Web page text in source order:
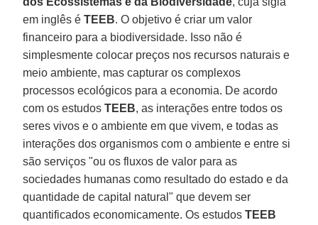
em inglês éTEEB. O objetivo é criar um valor
financeiro para a biodiversidade. Isso não é
simplesmente colocar preços nos recursos naturais e
meio ambiente, mas capturar os complexos
processos ecológicos para a economia. De acordo
com os estudosTEEB, as interações entre todos os
seres vivos e o ambiente em que vivem, e todas as
interações dos organismos com o ambiente e entre si
são serviços "ou os fluxos de valor para as
sociedades humanas como resultado do estado e da
quantidade de capital natural" que devem ser
quantificados economicamente. Os estudosTEEB